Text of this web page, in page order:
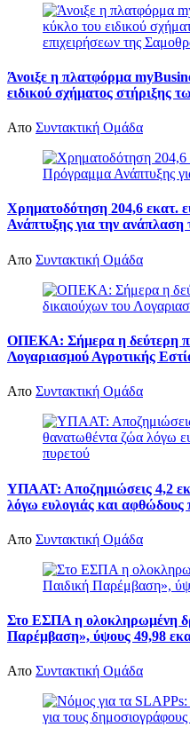
Άνοιξε η πλατφόρμα
ειδικού σχήματος στήριξης
Απο Συντακτική Ομάδα
Χρηματοδότηση 204,6 εκατ.
Ανάπτυξης για την
Απο Συντακτική Ομάδα
ΟΠΕΚΑ: Σήμερα η δεύτερη
Λογαριασμού Αγροτικής
Απο Συντακτική Ομάδα
ΥΠΑΑΤ: Αποζημιώσεις 4,2
λόγω ευλογιάς και αφθώδους
Απο Συντακτική Ομάδα
Στο ΕΣΠΑ η ολοκληρωμένη
Παρέμβαση», ύψους 49,98
Απο Συντακτική Ομάδα